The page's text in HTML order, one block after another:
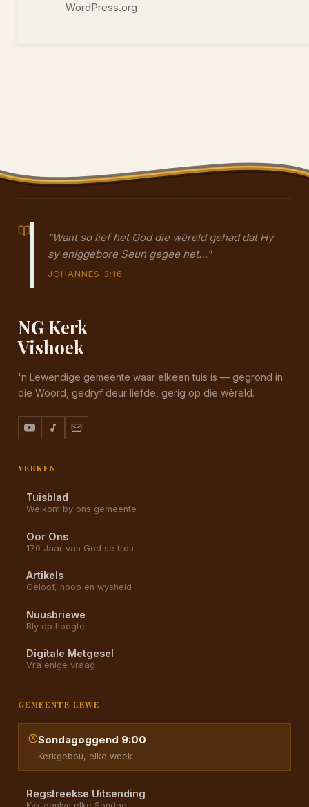
WordPress.org
"Want so lief het God die wêreld gehad dat Hy
sy eniggebore Seun gegee het…"
JOHANNES 3:16
NG Kerk
Vishoek
'n Lewendige gemeente waar elkeen tuis is — gegrond in
die Woord, gedryf deur liefde, gerig op die wêreld.
VERKEN
Tuisblad
Welkom by ons gemeente
Oor Ons
170 Jaar van God se trou
Artikels
Geloof, hoop en wysheid
Nuusbriewe
Bly op hoogte
Digitale Metgesel
Vra enige vraag
GEMEENTE LEWE
Sondagoggend 9:00
Kerkgebou, elke week
Regstreekse Uitsending